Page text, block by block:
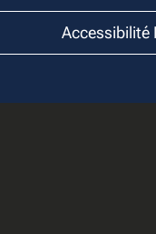
Accessibilité